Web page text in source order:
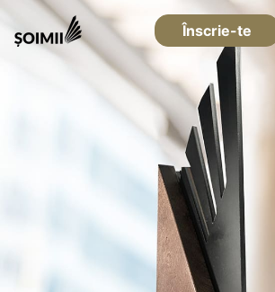
Înscrie-te